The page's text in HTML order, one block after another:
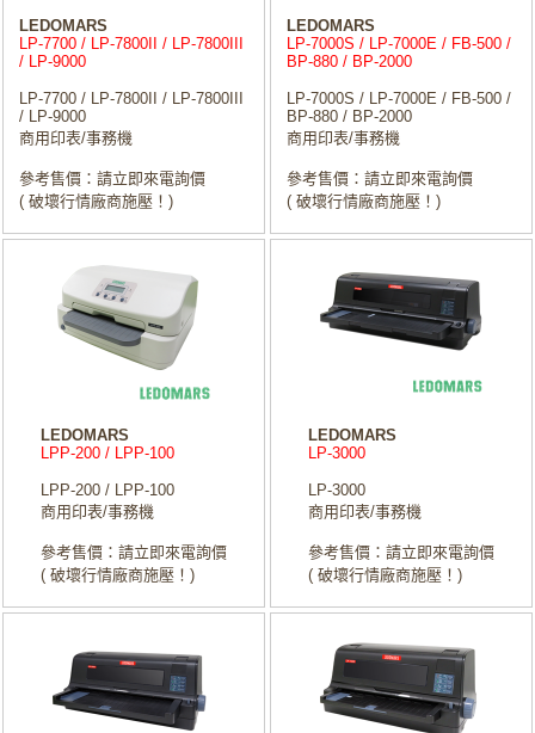
LEDOMARS
LP-7700 / LP-7800II / LP-7800III
/ LP-9000
LP-7700 / LP-7800II / LP-7800III
/ LP-9000
商用印表/事務機
參考售價：請立即來電詢價
( 破壞行情廠商施壓！)
LEDOMARS
LP-7000S / LP-7000E / FB-500 /
BP-880 / BP-2000
LP-7000S / LP-7000E / FB-500 /
BP-880 / BP-2000
商用印表/事務機
參考售價：請立即來電詢價
( 破壞行情廠商施壓！)
LEDOMARS
LPP-200 / LPP-100
LPP-200 / LPP-100
商用印表/事務機
參考售價：請立即來電詢價
( 破壞行情廠商施壓！)
LEDOMARS
LP-3000
LP-3000
商用印表/事務機
參考售價：請立即來電詢價
( 破壞行情廠商施壓！)